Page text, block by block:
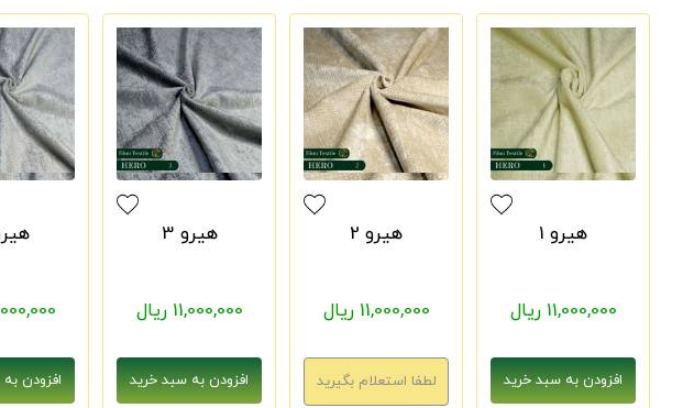
هیرو 1
11,000,000 ریال
هیرو 2
11,000,000 ریال
هیرو 3
11,000,000 ریال 11,000,000